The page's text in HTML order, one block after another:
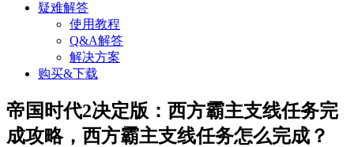
疑难解答
使用教程
Q&A解答
解决方案
购买&下载
帝国时代2决定版：西方霸主支线任务完
成攻略，西方霸主支线任务怎么完成？